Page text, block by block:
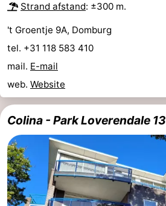
Strand afstand: ±300 m.
't Groentje 9A, Domburg
tel. +31 118 583 410
mail. E-mail
web. Website
Colina - Park Loverendale 13